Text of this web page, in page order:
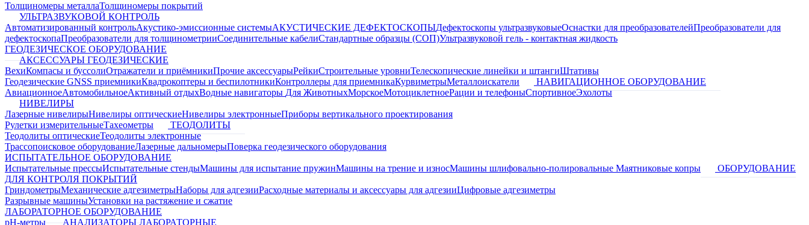
Толщиномеры металлаТолщиномеры покрытий
УЛЬТРАЗВУКОВОЙ КОНТРОЛЬ
Автоматизированный контрольАкустико-эмиссионные системыАКУСТИЧЕСКИЕ ДЕФЕКТОСКОПЫДефектоскопы ультразвуковыеОснастки для преобразователейПреобразователи для
дефектоскопаПреобразователи для толщинометрииСоединительные кабелиСтандартные образцы (СОП)Ультразвуковой гель - контактная жидкость
ГЕОДЕЗИЧЕСКОЕ ОБОРУДОВАНИЕ
АКСЕССУАРЫ ГЕОДЕЗИЧЕСКИЕ
ВехиКомпасы и буссолиОтражатели и приёмникиПрочие аксессуарыРейкиСтроительные уровниТелескопические линейки и штангиШтативы
Геодезические GNSS приемникиКвадрокоптеры и беспилотникиКонтроллеры для приемникаКурвиметрыМеталлоискатели
НАВИГАЦИОННОЕ ОБОРУДОВАНИЕ
АвиационноеАвтомобильноеАктивный отдыхВодные навигаторы Для ЖивотныхМорскоеМотоциклетноеРации и телефоныСпортивноеЭхолоты
НИВЕЛИРЫ
Лазерные нивелирыНивелиры оптическиеНивелиры электронныеПриборы вертикального проектирования
Рулетки измерительныеТахеометры
ТЕОДОЛИТЫ
Теодолиты оптическиеТеодолиты электронные
Трассопоисковое оборудованиеЛазерные дальномерыПоверка геодезического оборудования
ИСПЫТАТЕЛЬНОЕ ОБОРУДОВАНИЕ
Испытательные прессыИспытательные стендыМашины для испытание пружинМашины на трение и износМашины шлифовально-полировальные Маятниковые копры
ОБОРУДОВАНИЕ
ДЛЯ КОНТРОЛЯ ПОКРЫТИЙ
ГриндометрыМеханические адгезиметрыНаборы для адгезииРасходные материалы и аксессуары для адгезииЦифровые адгезиметры
Разрывные машиныУстановки на растяжение и сжатие
ЛАБОРАТОРНОЕ ОБОРУДОВАНИЕ
pH-метры
АНАЛИЗАТОРЫ ЛАБОРАТОРНЫЕ